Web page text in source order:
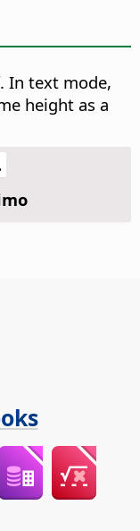
In text mode,
height as a